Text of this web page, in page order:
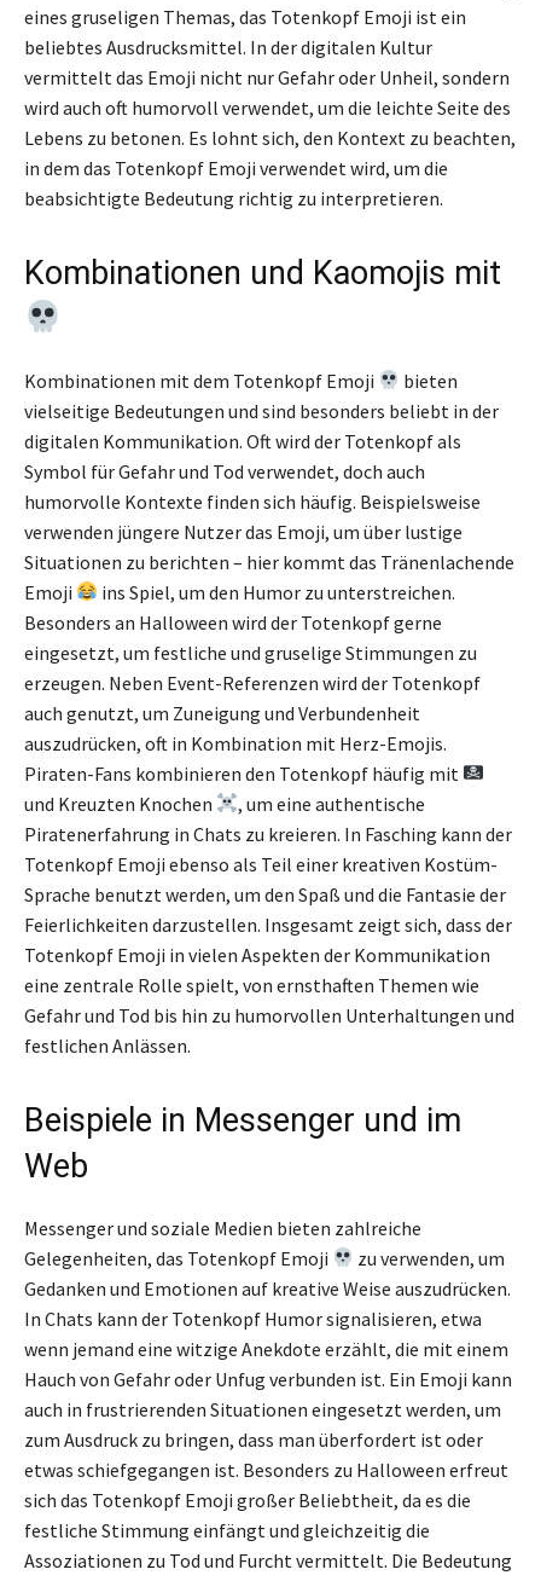
eines gruseligen Themas, das Totenkopf Emoji ist ein
beliebtes Ausdrucksmittel. In der digitalen Kultur
vermittelt das Emoji nicht nur Gefahr oder Unheil, sondern
wird auch oft humorvoll verwendet, um die leichte Seite des
Lebens zu betonen. Es lohnt sich, den Kontext zu beachten,
in dem das Totenkopf Emoji verwendet wird, um die
beabsichtigte Bedeutung richtig zu interpretieren.
Kombinationen und Kaomojis mit
Kombinationen mit dem Totenkopf Emoji
bieten
vielseitige Bedeutungen und sind besonders beliebt in der
digitalen Kommunikation. Oft wird der Totenkopf als
Symbol für Gefahr und Tod verwendet, doch auch
humorvolle Kontexte finden sich häufig. Beispielsweise
verwenden jüngere Nutzer das Emoji, um über lustige
Situationen zu berichten – hier kommt das Tränenlachende
Emoji
ins Spiel, um den Humor zu unterstreichen.
Besonders an Halloween wird der Totenkopf gerne
eingesetzt, um festliche und gruselige Stimmungen zu
erzeugen. Neben Event-Referenzen wird der Totenkopf
auch genutzt, um Zuneigung und Verbundenheit
auszudrücken, oft in Kombination mit Herz-Emojis.
Piraten-Fans kombinieren den Totenkopf häufig mit
und Kreuzten Knochen
, um eine authentische
Piratenerfahrung in Chats zu kreieren. In Fasching kann der
Totenkopf Emoji ebenso als Teil einer kreativen Kostüm-
Sprache benutzt werden, um den Spaß und die Fantasie der
Feierlichkeiten darzustellen. Insgesamt zeigt sich, dass der
Totenkopf Emoji in vielen Aspekten der Kommunikation
eine zentrale Rolle spielt, von ernsthaften Themen wie
Gefahr und Tod bis hin zu humorvollen Unterhaltungen und
festlichen Anlässen.
Beispiele in Messenger und im
Web
Messenger und soziale Medien bieten zahlreiche
Gelegenheiten, das Totenkopf Emoji
zu verwenden, um
Gedanken und Emotionen auf kreative Weise auszudrücken.
In Chats kann der Totenkopf Humor signalisieren, etwa
wenn jemand eine witzige Anekdote erzählt, die mit einem
Hauch von Gefahr oder Unfug verbunden ist. Ein Emoji kann
auch in frustrierenden Situationen eingesetzt werden, um
zum Ausdruck zu bringen, dass man überfordert ist oder
etwas schiefgegangen ist. Besonders zu Halloween erfreut
sich das Totenkopf Emoji großer Beliebtheit, da es die
festliche Stimmung einfängt und gleichzeitig die
Assoziationen zu Tod und Furcht vermittelt. Die Bedeutung